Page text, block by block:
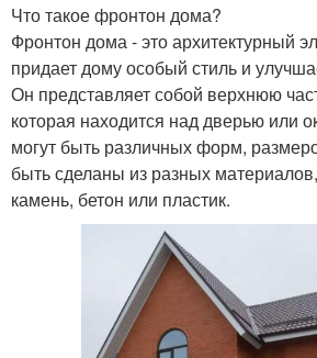
Что такое фронтон дома?
Фронтон дома - это архитектурный
придает дому особый стиль и
Он представляет собой верхнюю
которая находится над дверью или
могут быть различных форм,
быть сделаны из разных
камень, бетон или пластик.